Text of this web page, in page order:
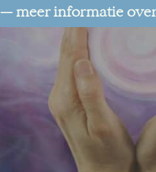
— meer informatie